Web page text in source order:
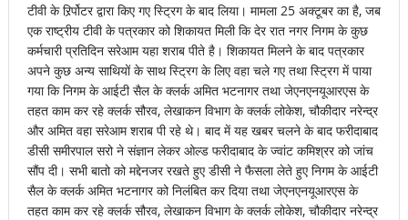
टीवी के रिर्र्पोटर द्वारा किए गए स्ट्रिग के बाद लिया। मामला 25 अक्टूबर का है, जब
एक राष्ट्रीय टीवी के पत्रकार को शिकायत मिली कि देर रात नगर निगम के कुछ
कर्मचारी प्रतिदिन सरेआम यहा शराब पीते है। शिकायत मिलने के बाद पत्रकार
अपने कुछ अन्य साथियों के साथ स्ट्रिग के लिए वहा चले गए तथा स्ट्रिग में पाया
गया कि निगम के आईटी सैल के क्लर्क अमित भटनागर तथा जेएनएनयूआरएस के
तहत काम कर रहे क्लर्क सौरव, लेखाकन विभाग के क्लर्क लोकेश, चौकीदार नरेन्द्र
और अमित वहा सरेआम शराब पी रहे थे। बाद में यह खबर चलने के बाद फरीदाबाद
डीसी समीरपाल सरो ने संज्ञान लेकर ओल्ड फरीदाबाद के ज्वांट कमिश्रर को जांच
सौंप दी। सभी बातो को मद्देनजर रखते हुए डीसी ने फैसला लेते हुए निगम के आईटी
सैल के क्लर्क अमित भटनागर को निलंबित कर दिया तथा जेएनएनयूआरएस के
तहत काम कर रहे क्लर्क सौरव, लेखाकन विभाग के क्लर्क लोकेश, चौकीदार नरेन्द्र